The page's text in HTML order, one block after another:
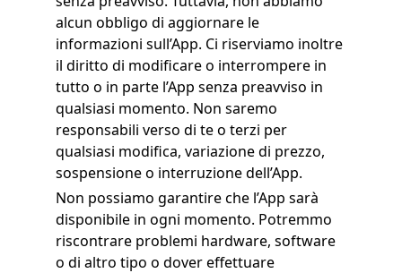
alcun obbligo di aggiornare le
informazioni sull’App. Ci riserviamo inoltre
il diritto di modificare o interrompere in
tutto o in parte l’App senza preavviso in
qualsiasi momento. Non saremo
responsabili verso di te o terzi per
qualsiasi modifica, variazione di prezzo,
sospensione o interruzione dell’App.
Non possiamo garantire che l’App sarà
disponibile in ogni momento. Potremmo
riscontrare problemi hardware, software
o di altro tipo o dover effettuare